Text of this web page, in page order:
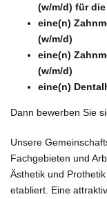
(w/m/d) für
eine(n)
(w/m/d)
eine(n)
(w/m/d)
eine(n)
Dann bewerben Sie
Unsere
Fachgebieten und
Ästhetik und
etabliert. Eine